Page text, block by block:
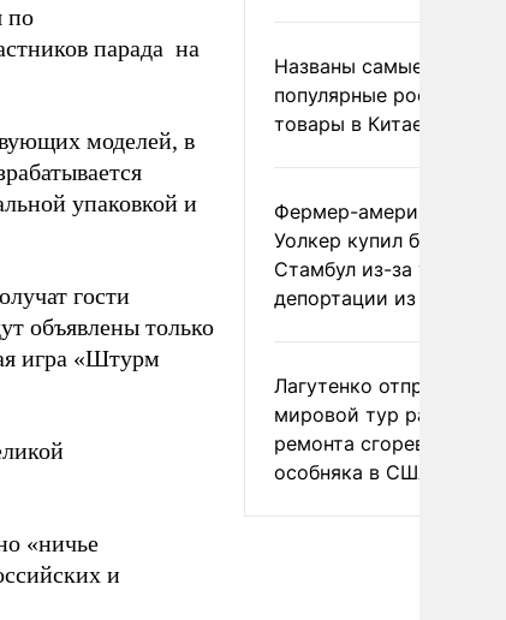
по
парада на
моделей, в
упаковкой и
гости
объявлены только
игра «Штурм
«ничье
и
Названы самые
популярные российские
товары в Китае
Фермер-американец
Уолкер купил билет в
Стамбул из-за угрозы
депортации из России
Лагутенко отправился в
мировой тур ради
ремонта сгоревшего
особняка в США